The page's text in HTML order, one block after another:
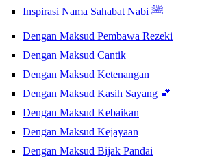
Inspirasi Nama Sahabat Nabi ﷺ
Dengan Maksud Pembawa Rezeki
Dengan Maksud Cantik
Dengan Maksud Ketenangan
Dengan Maksud Kasih Sayang 💕
Dengan Maksud Kebaikan
Dengan Maksud Kejayaan
Dengan Maksud Bijak Pandai